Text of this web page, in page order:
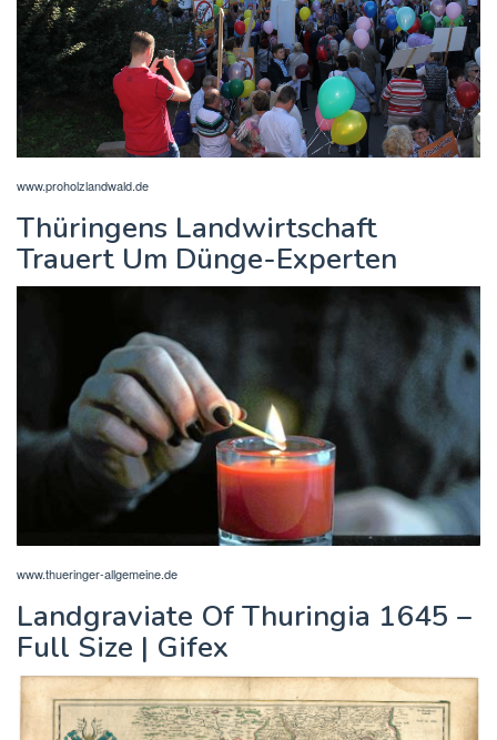
www.proholzlandwald.de
Thüringens Landwirtschaft
Trauert Um Dünge-Experten
www.thueringer-allgemeine.de
Landgraviate Of Thuringia 1645 –
Full Size | Gifex